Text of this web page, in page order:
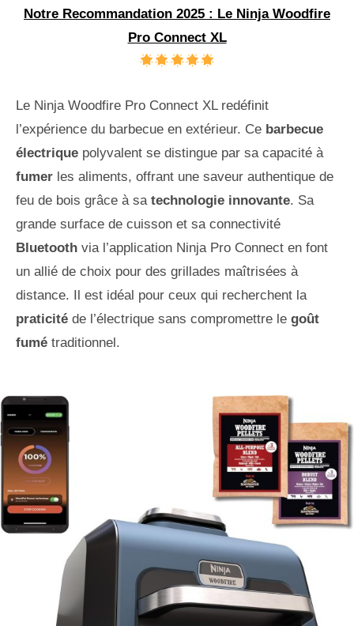
Notre Recommandation 2025 : Le Ninja Woodfire
Pro Connect XL
Le Ninja Woodfire Pro Connect XL redéfinit
l’expérience du barbecue en extérieur. Ce barbecue
électrique polyvalent se distingue par sa capacité à
fumer les aliments, offrant une saveur authentique de
feu de bois grâce à sa technologie innovante. Sa
grande surface de cuisson et sa connectivité
Bluetooth via l’application Ninja Pro Connect en font
un allié de choix pour des grillades maîtrisées à
distance. Il est idéal pour ceux qui recherchent la
praticité de l’électrique sans compromettre le goût
fumé traditionnel.